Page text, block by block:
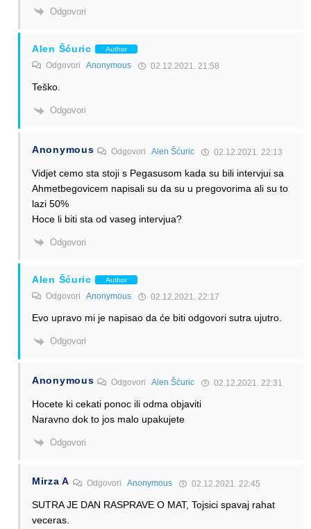
Odgovori
Alen Šćuric Author
Odgovori Anonymous 02.12.2021. 21:58
Teško.
Odgovori
Anonymous OdgovoriAlen Šćuric 02.12.2021. 22:13
Vidjet cemo sta stoji s Pegasusom kada su bili intervjui sa
Ahmetbegovicem napisali su da su u pregovorima ali su to
lazi 50%
Hoce li biti sta od vaseg intervjua?
Odgovori
Alen Šćuric Author
Odgovori Anonymous 02.12.2021. 22:17
Evo upravo mi je napisao da će biti odgovori sutra ujutro.
Odgovori
Anonymous OdgovoriAlen Šćuric 02.12.2021. 22:31
Hocete ki cekati ponoc ili odma objaviti
Naravno dok to jos malo upakujete
Odgovori
Mirza A Odgovori Anonymous 02.12.2021. 22:45
SUTRA JE DAN RASPRAVE O MAT, Tojsici spavaj rahat
veceras.